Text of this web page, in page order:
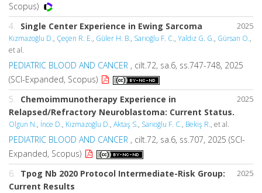
Scopus)
2025
4. Single Center Experience in Ewing Sarcoma
Kızmazoğlu D., Çeçen R. E., Güler H. B., Sarıoğlu F. C., Yaldız G. G., Gürsan O.,
et al.
PEDIATRIC BLOOD AND CANCER , cilt.72, sa.6, ss.747-748, 2025
(SCI-Expanded, Scopus)
2025
5. Chemoimmunotherapy Experience in
Relapsed/Refractory Neuroblastoma: Current Status.
Olgun N., İnce D., Kızmazoğlu D., Aktaş S., Sarıoğlu F. C., Bekiş R., et al.
PEDIATRIC BLOOD AND CANCER , cilt.72, sa.6, ss.707, 2025 (SCI-
Expanded, Scopus)
2025
6. Tpog Nb 2020 Protocol Intermediate-Risk Group:
Current Results